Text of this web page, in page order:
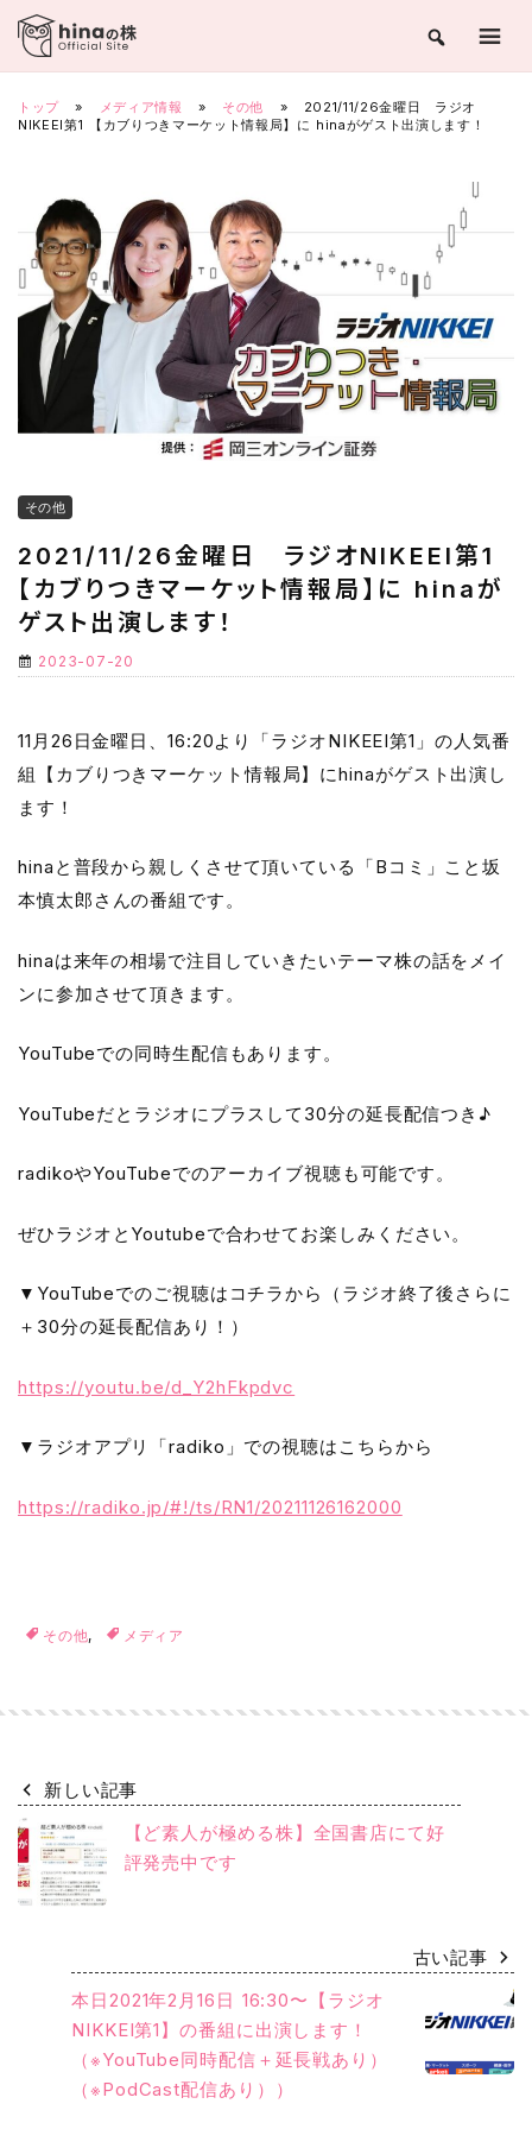
Skip
content
トップ » メディア情報 » その他 »
2021/11/26金曜日 ラジオ
NIKEEI第1 【カブりつきマーケット情報局】に hinaがゲスト出演します！
その他
2021/11/26金曜日 ラジオNIKEEI第1
【カブりつきマーケット情報局】に hinaが
ゲスト出演します！
2023-07-20
11月26日金曜日、16:20より「ラジオNIKEEI第1」の人気番
組【カブりつきマーケット情報局】にhinaがゲスト出演し
ます！
hinaと普段から親しくさせて頂いている「Bコミ」こと坂
本慎太郎さんの番組です。
hinaは来年の相場で注目していきたいテーマ株の話をメイ
ンに参加させて頂きます。
YouTubeでの同時生配信もあります。
YouTubeだとラジオにプラスして30分の延長配信つき♪
radikoやYouTubeでのアーカイブ視聴も可能です。
ぜひラジオとYoutubeで合わせてお楽しみください。
▼YouTubeでのご視聴はコチラから（ラジオ終了後さらに
＋30分の延長配信あり！）
https://youtu.be/d_Y2hFkpdvc
▼ラジオアプリ「radiko」での視聴はこちらから
https://radiko.jp/#!/ts/RN1/20211126162000
その他, メディア
新しい記事
【ど素人が極める株】全国書店にて好
評発売中です
古い記事
本日2021年2月16日 16:30〜【ラジオ
NIKKEI第1】の番組に出演します！
（※YouTube同時配信＋延長戦あり）
（※PodCast配信あり））